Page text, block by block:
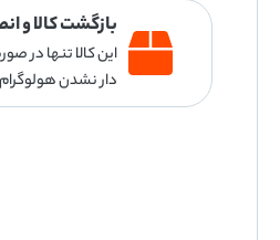
بازگشت کالا و
این کالا تنها در
دار نشدن